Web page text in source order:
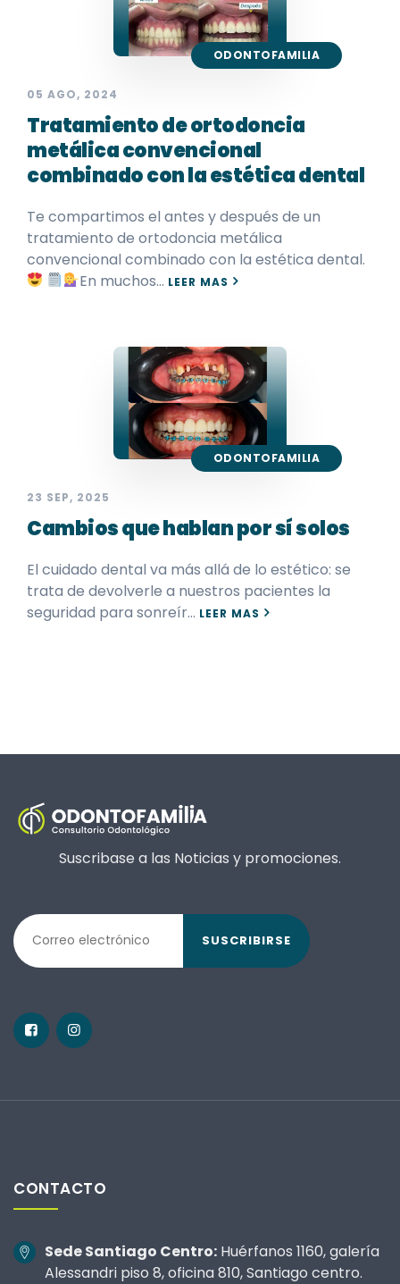
ODONTOFAMILIA
05 AGO, 2024
Tratamiento de ortodoncia
metálica convencional
combinado con la estética dental
Te compartimos el antes y después de un
tratamiento de ortodoncia metálica
convencional combinado con la estética dental.
En muchos… LEER MAS
ODONTOFAMILIA
23 SEP, 2025
Cambios que hablan por sí solos
El cuidado dental va más allá de lo estético: se
trata de devolverle a nuestros pacientes la
seguridad para sonreír… LEER MAS
Suscribase a las Noticias y promociones.
SUSCRIBIRSE
CONTACTO
Sede Santiago Centro: Huérfanos 1160, galería
Alessandri piso 8, oficina 810, Santiago centro.